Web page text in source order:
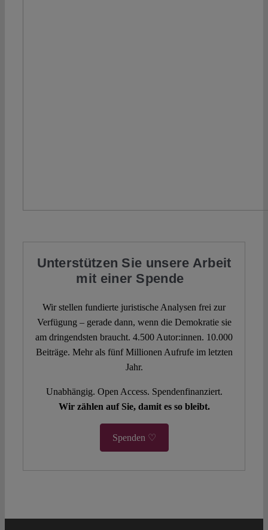
Unterstützen Sie unsere Arbeit
mit einer Spende
Wir stellen fundierte juristische Analysen frei zur
Verfügung – gerade dann, wenn die Demokratie sie
am dringendsten braucht. 4.500 Autor:innen. 10.000
Beiträge. Mehr als fünf Millionen Aufrufe im letzten
Jahr.
Unabhängig. Open Access. Spendenfinanziert.
Wir zählen auf Sie, damit es so bleibt.
Spenden ♡